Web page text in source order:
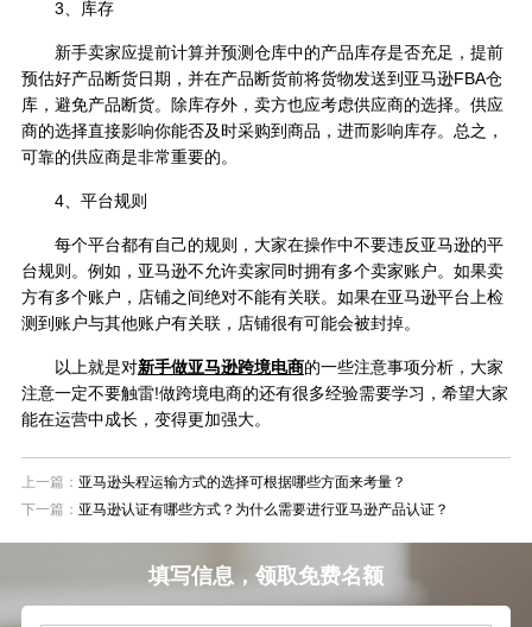
3、库存
新手卖家应提前计算并预测仓库中的产品库存是否充足，提前
预估好产品断货日期，并在产品断货前将货物发送到亚马逊FBA仓
库，避免产品断货。除库存外，卖方也应考虑供应商的选择。供应
商的选择直接影响你能否及时采购到商品，进而影响库存。总之，
可靠的供应商是非常重要的。
4、平台规则
每个平台都有自己的规则，大家在操作中不要违反亚马逊的平
台规则。例如，亚马逊不允许卖家同时拥有多个卖家账户。如果卖
方有多个账户，店铺之间绝对不能有关联。如果在亚马逊平台上检
测到账户与其他账户有关联，店铺很有可能会被封掉。
以上就是对新手做亚马逊跨境电商的一些注意事项分析，大家
注意一定不要触雷!做跨境电商的还有很多经验需要学习，希望大家
能在运营中成长，变得更加强大。
上一篇： 亚马逊头程运输方式的选择可根据哪些方面来考量？
下一篇： 亚马逊认证有哪些方式？为什么需要进行亚马逊产品认证？
填写信息，领取免费名额